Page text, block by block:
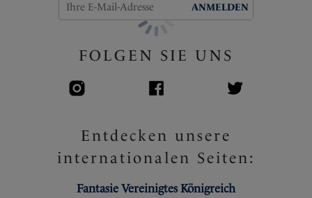
ANMELDEN
FOLGEN SIE UNS
Entdecken unsere
internationalen Seiten:
Fantasie Vereinigtes Königreich